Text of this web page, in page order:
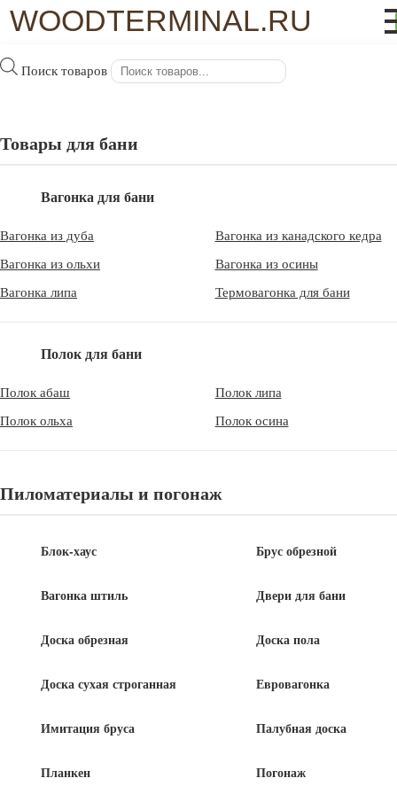
WOODTERMINAL.RU
Поиск товаров
Товары для бани
Вагонка для бани
Вагонка из дуба
Вагонка из канадского кедра
Вагонка из ольхи
Вагонка из осины
Вагонка липа
Термовагонка для бани
Полок для бани
Полок абаш
Полок липа
Полок ольха
Полок осина
Пиломатериалы и погонаж
Блок-хаус Брус обрезной
Вагонка штиль Двери для бани
Доска обрезная Доска пола
Доска сухая строганная Евровагонка
Имитация бруса Палубная доска
Планкен Погонаж
WoodTerminal.ru> Спецпредложения
Доставка